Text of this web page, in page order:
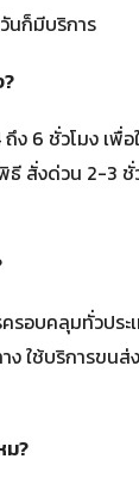
นก็มีบริการ
ง 6 ชั่วโมง เพื่
ธี สั่งด่วน 2-3 ชั่
รอบคลุมทั่วประ
ง ใช้บริการขน
ม?